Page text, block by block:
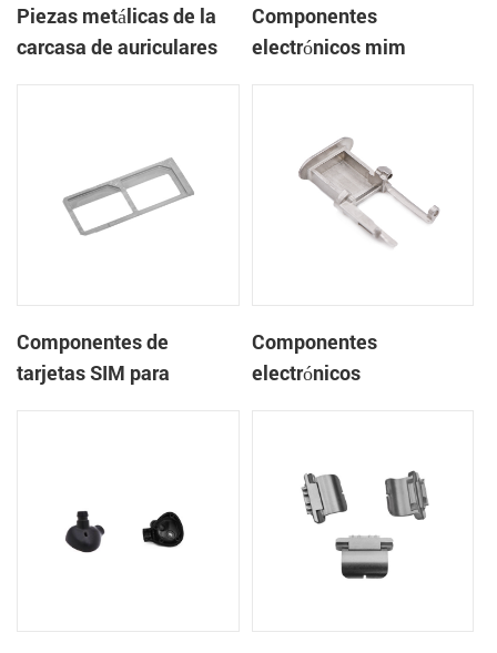
Piezas metálicas de la
carcasa de auriculares
Componentes
electrónicos mim
Componentes de
tarjetas SIM para
Componentes
electrónicos